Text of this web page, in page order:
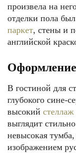
произвела на
отделки пола
паркет, стены и
английской
В гостиной для
глубокого сине-
высокий
выглядит
невысокая
изображением